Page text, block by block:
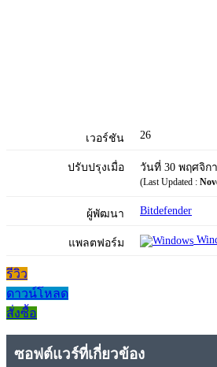
เวอร์ชัน 26
ปรับปรุงเมื่อ วันที่ 30 พฤศจิก
(Last Updated :
ผู้พัฒนา Bitdefender
แพลตฟอร์ม
รีวิว
ดาวน์โหลด
สั่งซื้อ
ซอฟต์แวร์ที่เกี่ยวข้อง